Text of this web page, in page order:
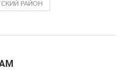
РАЙОН